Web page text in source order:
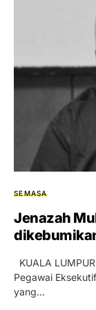
SEMASA
Jenazah
KUALA
Pegawai
yang…